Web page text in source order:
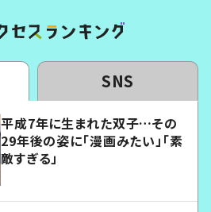
SNS
平成7年に生まれた双子…その
29年後の姿に「漫画みたい」「素
敵すぎる」